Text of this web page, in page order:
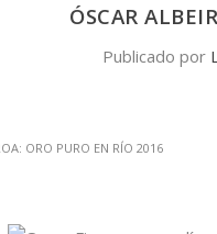
ÓSCAR
Publicado por